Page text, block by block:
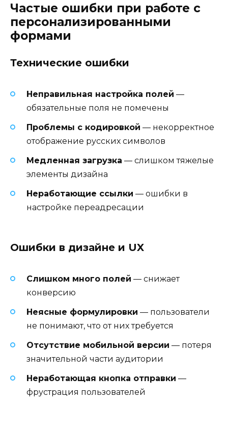
Частые ошибки при работе с
персонализированными
формами
Технические ошибки
Неправильная настройка полей —
обязательные поля не помечены
Проблемы с кодировкой — некорректное
отображение русских символов
Медленная загрузка — слишком тяжелые
элементы дизайна
Неработающие ссылки — ошибки в
настройке переадресации
Ошибки в дизайне и UX
Слишком много полей — снижает
конверсию
Неясные формулировки — пользователи
не понимают, что от них требуется
Отсутствие мобильной версии — потеря
значительной части аудитории
Неработающая кнопка отправки —
фрустрация пользователей